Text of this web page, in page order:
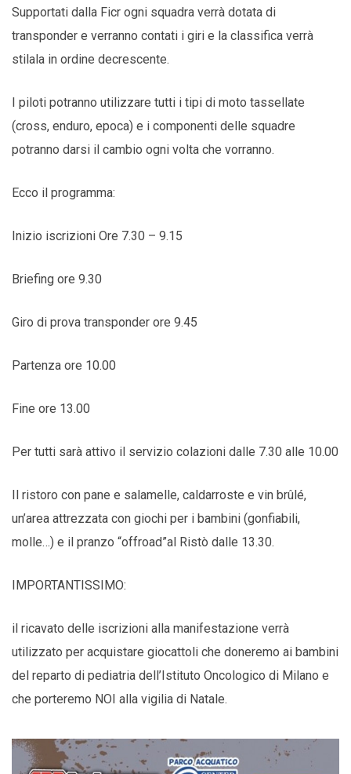
Supportati dalla Ficr ogni squadra verrà dotata di
transponder e verranno contati i giri e la classifica verrà
stilala in ordine decrescente.
I piloti potranno utilizzare tutti i tipi di moto tassellate
(cross, enduro, epoca) e i componenti delle squadre
potranno darsi il cambio ogni volta che vorranno.
Ecco il programma:
Inizio iscrizioni Ore 7.30 – 9.15
Briefing ore 9.30
Giro di prova transponder ore 9.45
Partenza ore 10.00
Fine ore 13.00
Per tutti sarà attivo il servizio colazioni dalle 7.30 alle 10.00
Il ristoro con pane e salamelle, caldarroste e vin brûlé,
un’area attrezzata con giochi per i bambini (gonfiabili,
molle…) e il pranzo “offroad”al Ristò dalle 13.30.
IMPORTANTISSIMO:
il ricavato delle iscrizioni alla manifestazione verrà
utilizzato per acquistare giocattoli che doneremo ai bambini
del reparto di pediatria dell’Istituto Oncologico di Milano e
che porteremo NOI alla vigilia di Natale.